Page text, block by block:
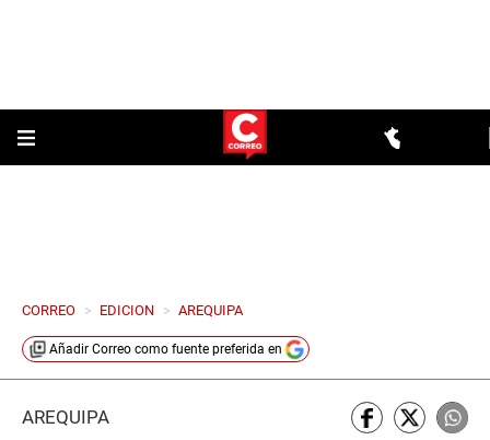
CORREO > EDICION > AREQUIPA
Añadir Correo como fuente preferida en
AREQUIPA